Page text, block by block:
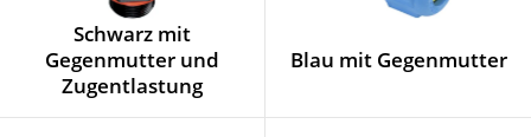
Schwarz mit
Gegenmutter und
Zugentlastung
Blau mit Gegenmutter